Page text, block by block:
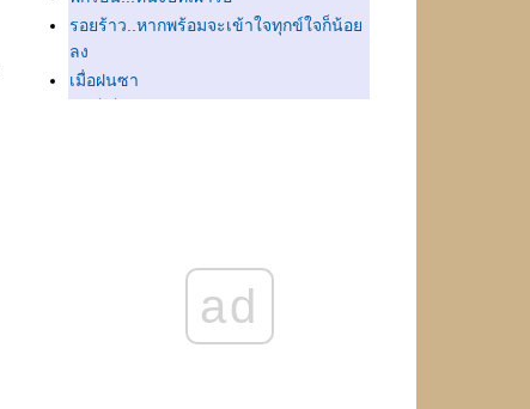
รอยร้าว..หากพร้อมจะเข้าใจทุกข์ใจก็น้อ
ลง
เมื่อฝนซา
ท า ง แ ย ก...ต้องระวัง ต้องเลือก ต้อง
เผชิญหน้ากับการจากลาด้วยความเข้าใจ
ad